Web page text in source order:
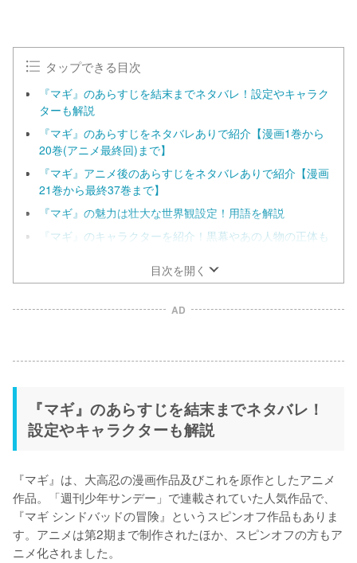
タップできる目次
『マギ』のあらすじを結末までネタバレ！設定やキャラク
ターも解説
『マギ』のあらすじをネタバレありで紹介【漫画1巻から
20巻(アニメ最終回)まで】
『マギ』アニメ後のあらすじをネタバレありで紹介【漫画
21巻から最終37巻まで】
『マギ』の魅力は壮大な世界観設定！用語を解説
『マギ』のキャラクターを紹介！黒幕やあの人物の正体も
目次を開く
AD
『マギ』のあらすじを結末までネタバレ！
設定やキャラクターも解説
『マギ』は、大高忍の漫画作品及びこれを原作としたアニメ
作品。「週刊少年サンデー」で連載されていた人気作品で、
『マギ シンドバッドの冒険』というスピンオフ作品もありま
す。アニメは第2期まで制作されたほか、スピンオフの方もア
ニメ化されました。